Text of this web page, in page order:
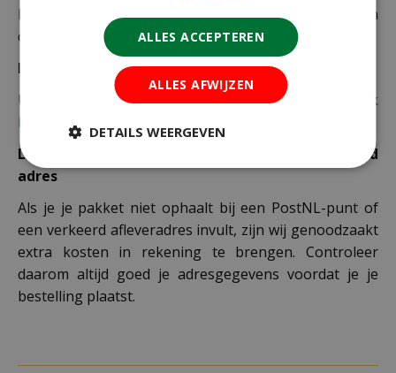
De juiste verzendkosten worden in de laatste stap van
de winkelwagen berekend.
Bezorgkosten overige landen:
Uiteraard verzenden wij ook buiten Nederland,
bekijk
hier de verzendkosten.
Let op: extra kosten bij niet ophalen of verkeerd
adres
Als je je pakket niet ophaalt bij een PostNL-punt of
een verkeerd afleveradres invult, zijn wij genoodzaakt
extra kosten in rekening te brengen. Controleer
daarom altijd goed je adresgegevens voordat je je
bestelling plaatst.
ALLES ACCEPTEREN
ALLES AFWIJZEN
DETAILS WEERGEVEN